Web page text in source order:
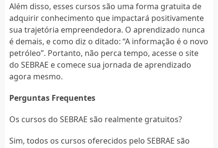
Além disso, esses cursos são uma forma gratuita de
adquirir conhecimento que impactará positivamente
sua trajetória empreendedora. O aprendizado nunca
é demais, e como diz o ditado: “A informação é o novo
petróleo”. Portanto, não perca tempo, acesse o site
do SEBRAE e comece sua jornada de aprendizado
agora mesmo.
Perguntas Frequentes
Os cursos do SEBRAE são realmente gratuitos?
Sim, todos os cursos oferecidos pelo SEBRAE são